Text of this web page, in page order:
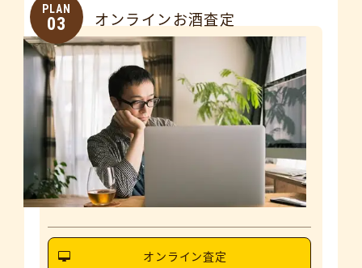
PLAN
03 オンラインお酒査定
オンライン査定